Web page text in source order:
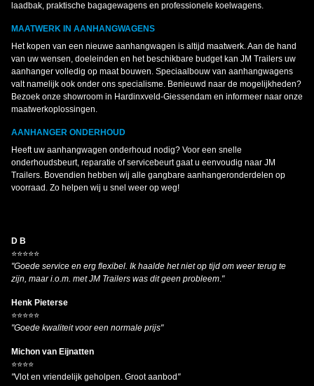
laadbak, praktische bagagewagens en professionele koelwagens.
MAATWERK IN AANHANGWAGENS
Het kopen van een nieuwe aanhangwagen is altijd maatwerk. Aan de hand
van uw wensen, doeleinden en het beschikbare budget kan JM Trailers uw
aanhanger volledig op maat bouwen. Speciaalbouw van aanhangwagens
valt namelijk ook onder ons specialisme. Benieuwd naar de mogelijkheden?
Bezoek onze showroom in Hardinxveld-Giessendam en informeer naar onze
maatwerkoplossingen.
AANHANGER ONDERHOUD
Heeft uw aanhangwagen onderhoud nodig? Voor een snelle
onderhoudsbeurt, reparatie of servicebeurt gaat u eenvoudig naar JM
Trailers. Bovendien hebben wij alle gangbare aanhangeronderdelen op
voorraad. Zo helpen wij u snel weer op weg!
D B
⭐⭐⭐⭐⭐
"Goede service en erg flexibel. Ik haalde het niet op tijd om weer terug te
zijn, maar i.o.m. met JM Trailers was dit geen probleem."
Henk Pieterse
⭐⭐⭐⭐⭐
"Goede kwaliteit voor een normale prijs"
Michon van Eijnatten
⭐⭐⭐⭐
"Vlot en vriendelijk geholpen. Groot aanbod "